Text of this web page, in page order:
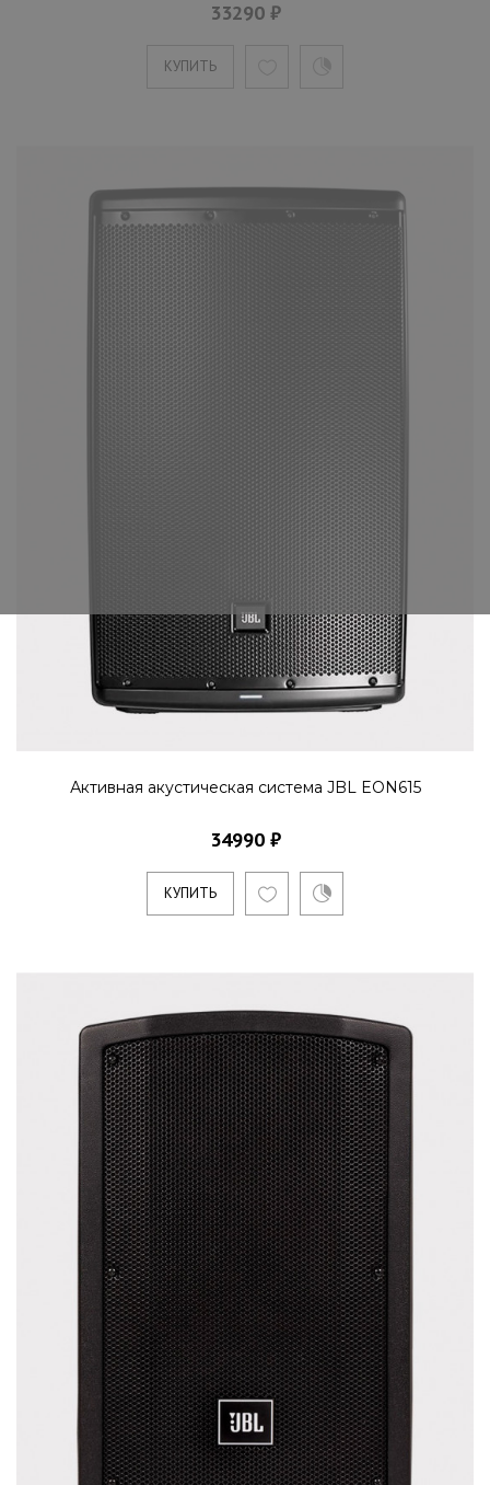
65590 ₽
JBL EON618S 18` представляет собой
активный сабвуфер. Акустическая система
выпущена в линейке активн..
КУПИТЬ
Пассивная акустическая система
PRX425D
46990 ₽
Двухполосная пассивная акустическая
система с двумя пятнадцатидюймовыми
динамиками. Это идеальный вы..
Пассивный сабвуфер JBL JRX218SD
33695 ₽
аналогичных устройств в других линейках
минимальным уровнем иска..
КУПИТЬ
33290 ₽
КУПИТЬ
Активная акустическая система JBL EON615
34990 ₽
КУПИТЬ